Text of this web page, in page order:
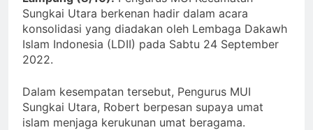
Sungkai Utara berkenan hadir dalam acara
konsolidasi yang diadakan oleh Lembaga Dakawh
Islam Indonesia (LDII) pada Sabtu 24 September
2022.
Dalam kesempatan tersebut, Pengurus MUI
Sungkai Utara, Robert berpesan supaya umat
islam menjaga kerukunan umat beragama.